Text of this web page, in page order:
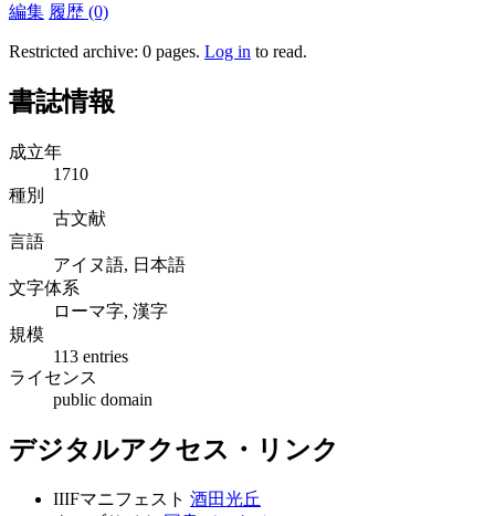
編集 履歴 (0)
Restricted archive: 0 pages. Log in to read.
書誌情報
成立年
1710
種別
古文献
言語
アイヌ語, 日本語
文字体系
ローマ字, 漢字
規模
113 entries
ライセンス
public domain
デジタルアクセス・リンク
IIIFマニフェスト 酒田光丘